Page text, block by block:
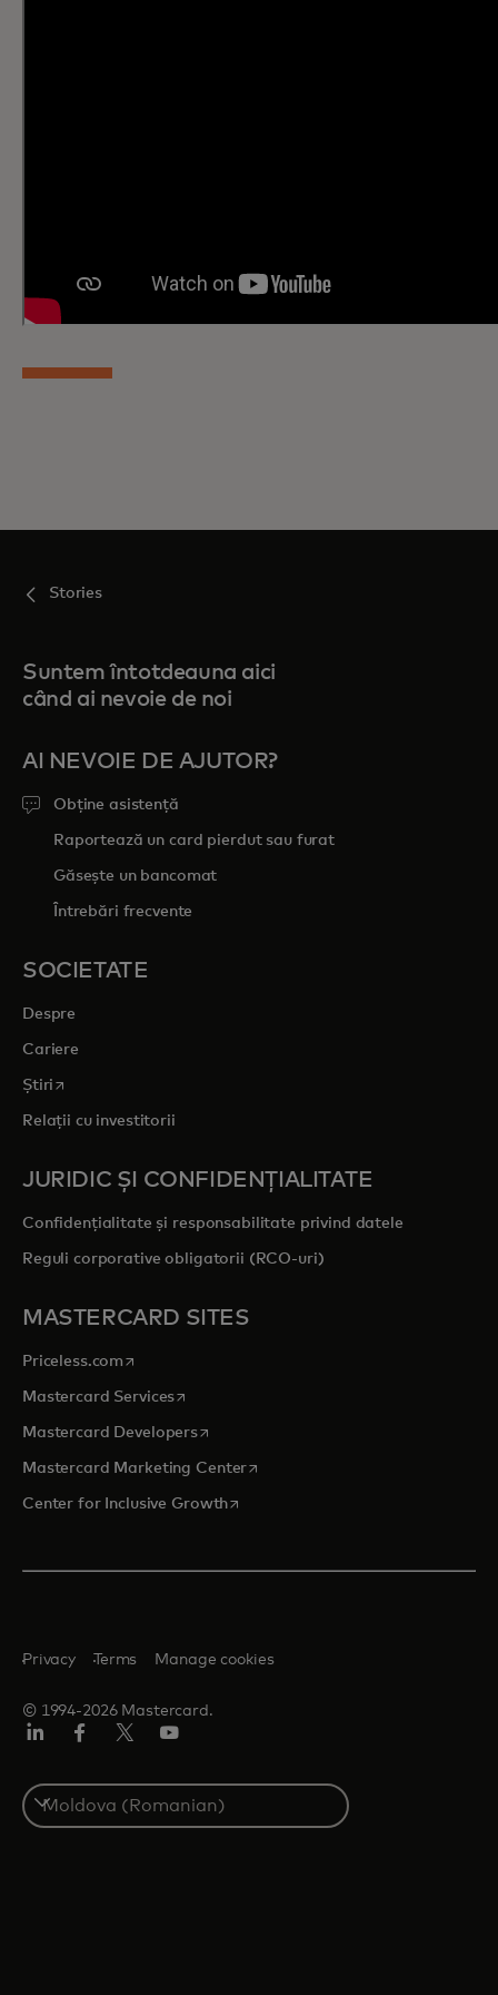
Stories
Suntem întotdeauna aici
când ai nevoie de noi
AI NEVOIE DE AJUTOR?
Obține asistență
Raportează un card pierdut sau furat
Găsește un bancomat
Întrebări frecvente
SOCIETATE
Despre
Cariere
Știri opens in a new tab
Relații cu investitorii
JURIDIC ȘI CONFIDENȚIALITATE
Confidențialitate și responsabilitate privind datele
Reguli corporative obligatorii (RCO-uri)
MASTERCARD SITES
Priceless.com opens in a new tab
Mastercard Servicesopens in a new tab
Mastercard Developersopens in a new tab
Mastercard Marketing Centeropens in a new tab
Center for Inclusive Growthopens in a new tab
© 1994-2026 Mastercard.
Privacy Terms Manage cookies
Select
a
country